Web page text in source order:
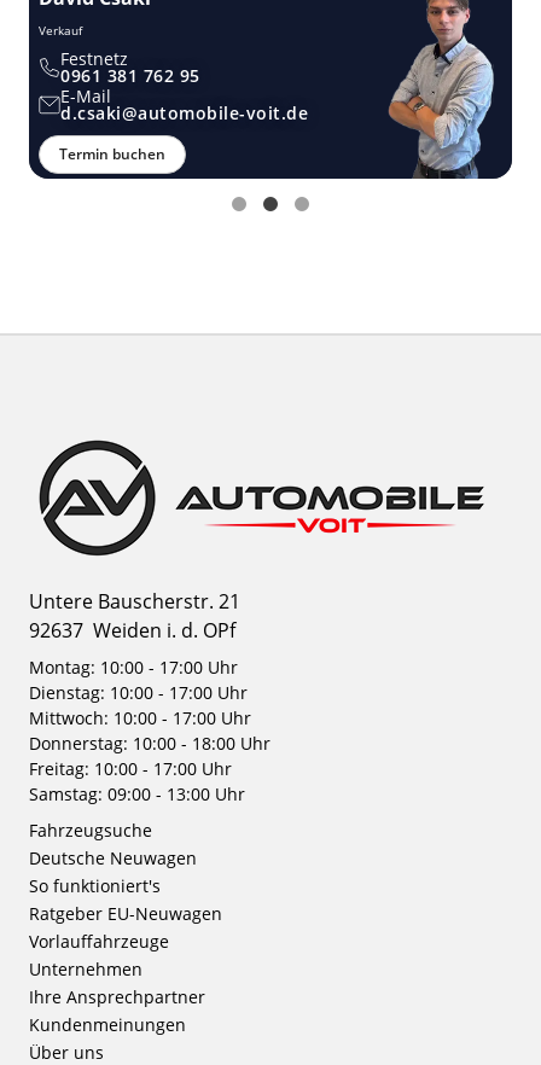
Verkauf
Festnetz
0961 381 762 95
E-Mail
d.csaki@automobile-voit.de
Termin buchen
Untere Bauscherstr. 21
92637 Weiden i. d. OPf
Montag: 10:00 - 17:00 Uhr
Dienstag: 10:00 - 17:00 Uhr
Mittwoch: 10:00 - 17:00 Uhr
Donnerstag: 10:00 - 18:00 Uhr
Freitag: 10:00 - 17:00 Uhr
Samstag: 09:00 - 13:00 Uhr
Fahrzeugsuche
Deutsche Neuwagen
So funktioniert's
Ratgeber EU-Neuwagen
Vorlauffahrzeuge
Unternehmen
Ihre Ansprechpartner
Kundenmeinungen
Über uns